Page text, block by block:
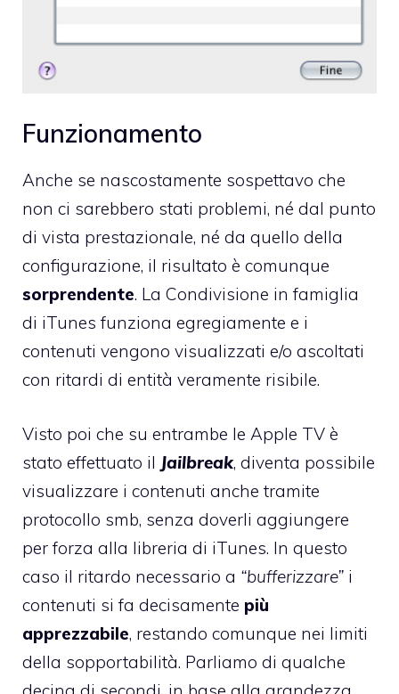
Funzionamento
Anche se nascostamente sospettavo che
non ci sarebbero stati problemi, né dal punto
di vista prestazionale, né da quello della
configurazione, il risultato è comunque
sorprendente. La Condivisione in famiglia
di iTunes funziona egregiamente e i
contenuti vengono visualizzati e/o ascoltati
con ritardi di entità veramente risibile.
Visto poi che su entrambe le Apple TV è
stato effettuato il Jailbreak, diventa possibile
visualizzare i contenuti anche tramite
protocollo smb, senza doverli aggiungere
per forza alla libreria di iTunes. In questo
caso il ritardo necessario a “bufferizzare” i
contenuti si fa decisamente più
apprezzabile, restando comunque nei limiti
della sopportabilità. Parliamo di qualche